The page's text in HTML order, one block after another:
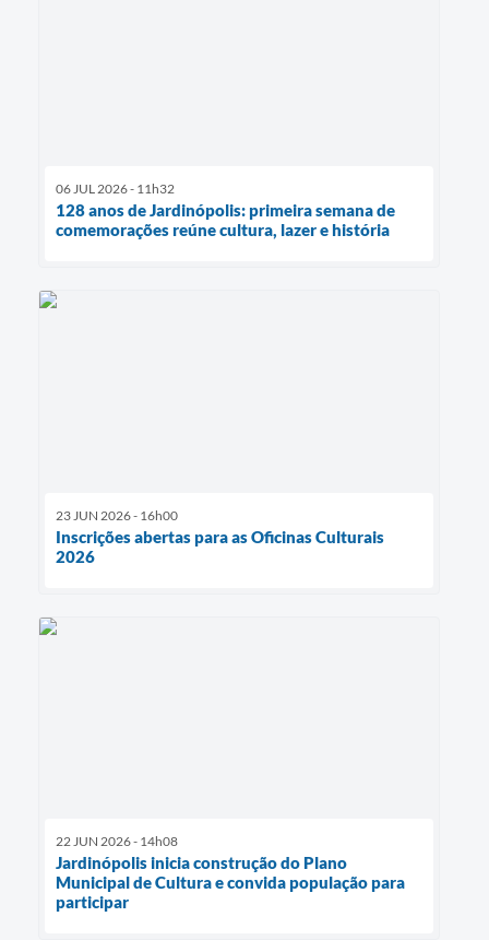
06 JUL 2026 - 11h32
128 anos de Jardinópolis: primeira semana de
comemorações reúne cultura, lazer e história
23 JUN 2026 - 16h00
Inscrições abertas para as Oficinas Culturais
2026
22 JUN 2026 - 14h08
Jardinópolis inicia construção do Plano
Municipal de Cultura e convida população para
participar